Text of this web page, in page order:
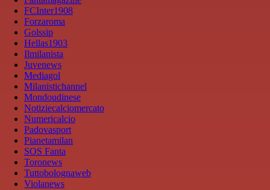
FCInter1908
Forzaroma
Golssip
Hellas1903
Ilmilanista
Juvenews
Mediagol
Milanistichannel
Mondoudinese
Notiziecalciomercato
Numericalcio
Padovasport
Pianetamilan
SOS Fanta
Toronews
Tuttobolognaweb
Violanews